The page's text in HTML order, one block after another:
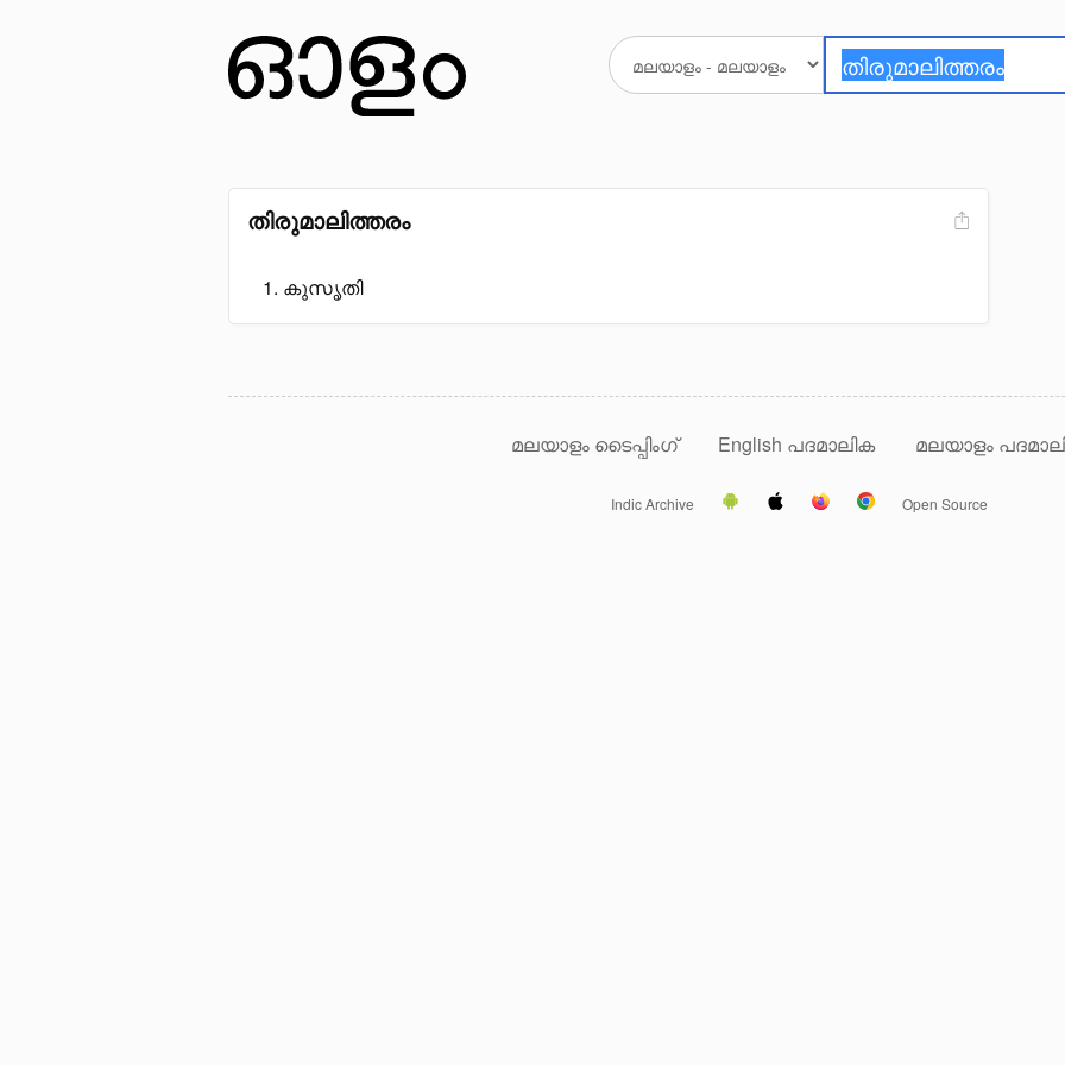
തിരുമാലിത്തരം
കുസൃതി
മലയാളം ടൈപ്പിംഗ് English പദമാലിക മലയാളം
Indic Archive Open Source